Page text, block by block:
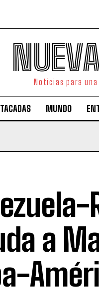
Noticias para una
MUNDO
a